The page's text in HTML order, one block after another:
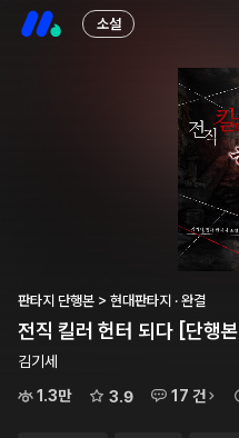
소설
판타지 단행본 > 현대판타지 · 완결
전직 킬러 헌터 되다 [단행본]
김기세
1.3만
3.9 17 건